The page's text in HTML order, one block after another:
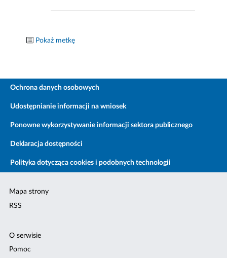
Pokaż metkę
Ochrona danych osobowych
Udostępnianie informacji na wniosek
Ponowne wykorzystywanie informacji sektora publicznego
Deklaracja dostępności
Polityka dotycząca cookies i podobnych technologii
Mapa strony
RSS
O serwisie
Pomoc